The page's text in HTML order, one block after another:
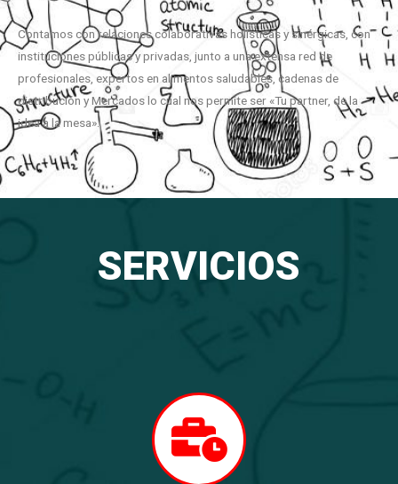
Contamos con relaciones colaborativas holísticas y sinérgicas, con
instituciones públicas y privadas, junto a una extensa red de
profesionales, expertos en alimentos saludables, cadenas de
distribución y Mercados lo cual nos permite ser «Tu partner, de la
idea a la mesa».
SERVICIOS